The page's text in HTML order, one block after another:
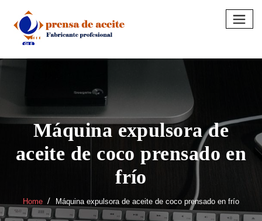
content
Máquina expulsora de
aceite de coco prensado en
frío
Home Máquina expulsora de aceite de coco prensado en frío